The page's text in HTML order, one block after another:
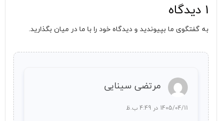
1 دیدگاه
به گفتگوی ما بپیوندید و دیدگاه خود را با ما در میان بگذارید.
مرتضی سینایی
1405/04/11 در 4:49 ب.ظ